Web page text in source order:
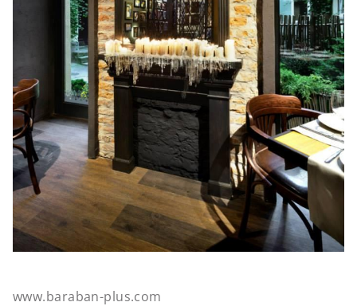
www.baraban-plus.com